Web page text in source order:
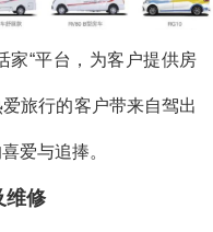
家“平台，为客户提供房
旅行的客户带来自驾出
爱与追捧。
维修